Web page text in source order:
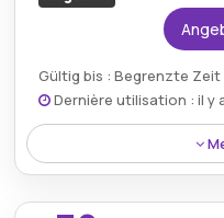
Gültig bis : Begrenzte Zeit
Dernière utilisation : il y
Sichern Sie sich mit
beeindruckenden